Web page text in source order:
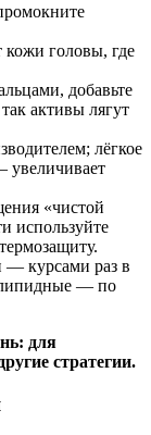
кожи головы, где
добавьте
активы лягут
лёгкое
увеличивает
«чистой
используйте
— курсами раз в
— по
для
стратегии.